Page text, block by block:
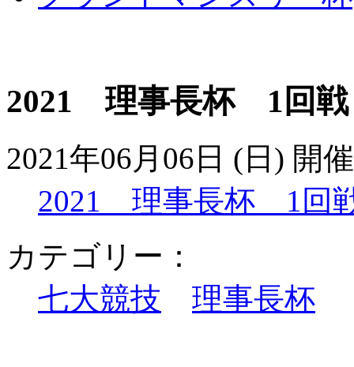
2021 理事長杯 1回戦
2021年06月06日 (日) 開催
2021 理事長杯 1回
カテゴリー：
七大競技
理事長杯